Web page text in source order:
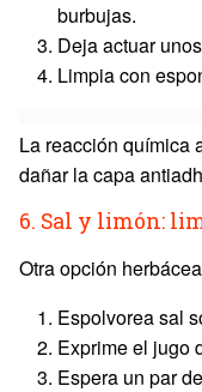
burbujas.
Deja actuar
Limpia con
La reacción química
dañar la capa
6. Sal y limón:
Otra opción
Espolvorea sal
Exprime el jugo
Espera un par